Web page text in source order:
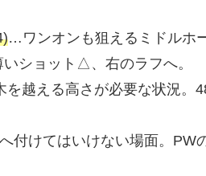
…ワンオンも狙えるミドルホ
ショット△、右のラフへ。
越える高さが必要な状況。
付けてはいけない場面。PW